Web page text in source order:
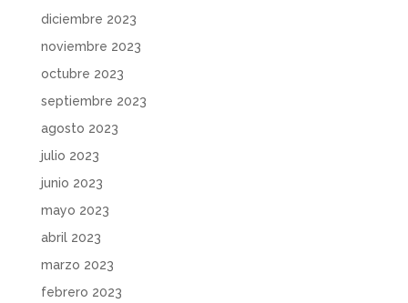
diciembre 2023
noviembre 2023
octubre 2023
septiembre 2023
agosto 2023
julio 2023
junio 2023
mayo 2023
abril 2023
marzo 2023
febrero 2023